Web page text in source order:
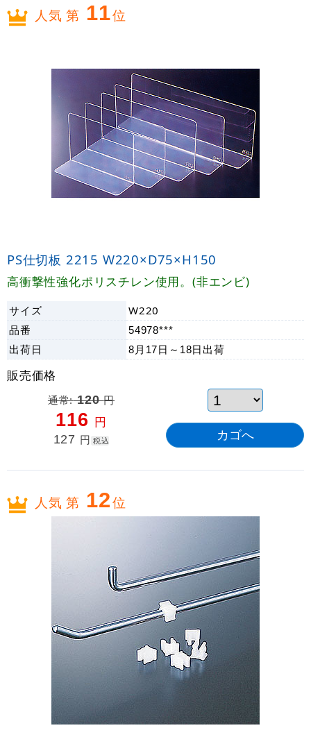
人気 第 11位
PS仕切板 2215 W220×D75×H150
高衝撃性強化ポリスチレン使用。(非エンビ)
サイズ
W220
品番
54978***
出荷日 8月17日～18日 出荷
販売価格
通常:120円
116 円
127 円 税込
人気 第 12位